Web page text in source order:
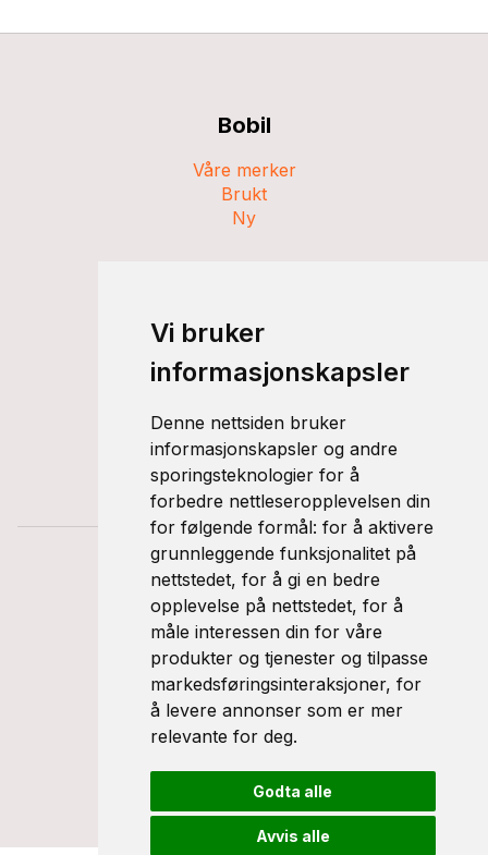
Vi bruker
informasjonskapsler
Denne nettsiden bruker
informasjonskapsler og andre
sporingsteknologier for å
forbedre nettleseropplevelsen din
for følgende formål: for å aktivere
grunnleggende funksjonalitet på
nettstedet, for å gi en bedre
opplevelse på nettstedet, for å
måle interessen din for våre
produkter og tjenester og tilpasse
markedsføringsinteraksjoner, for
å levere annonser som er mer
relevante for deg.
Godta alle
Avvis alle
© 2026 Frosta Bil & Caravan
Bobil
Våre merker
Brukt
Ny
Våre merker
Brukt
Ny
Support
Personvernerklæring